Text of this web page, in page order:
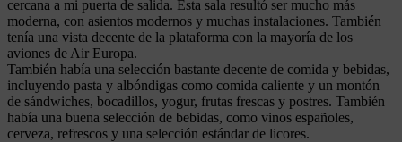
cercana a mi puerta de salida. Esta sala resultó ser mucho más
moderna, con asientos modernos y muchas instalaciones. También
tenía una vista decente de la plataforma con la mayoría de los
aviones de Air Europa.
También había una selección bastante decente de comida y bebidas,
incluyendo pasta y albóndigas como comida caliente y un montón
de sándwiches, bocadillos, yogur, frutas frescas y postres. También
había una buena selección de bebidas, como vinos españoles,
cerveza, refrescos y una selección estándar de licores.